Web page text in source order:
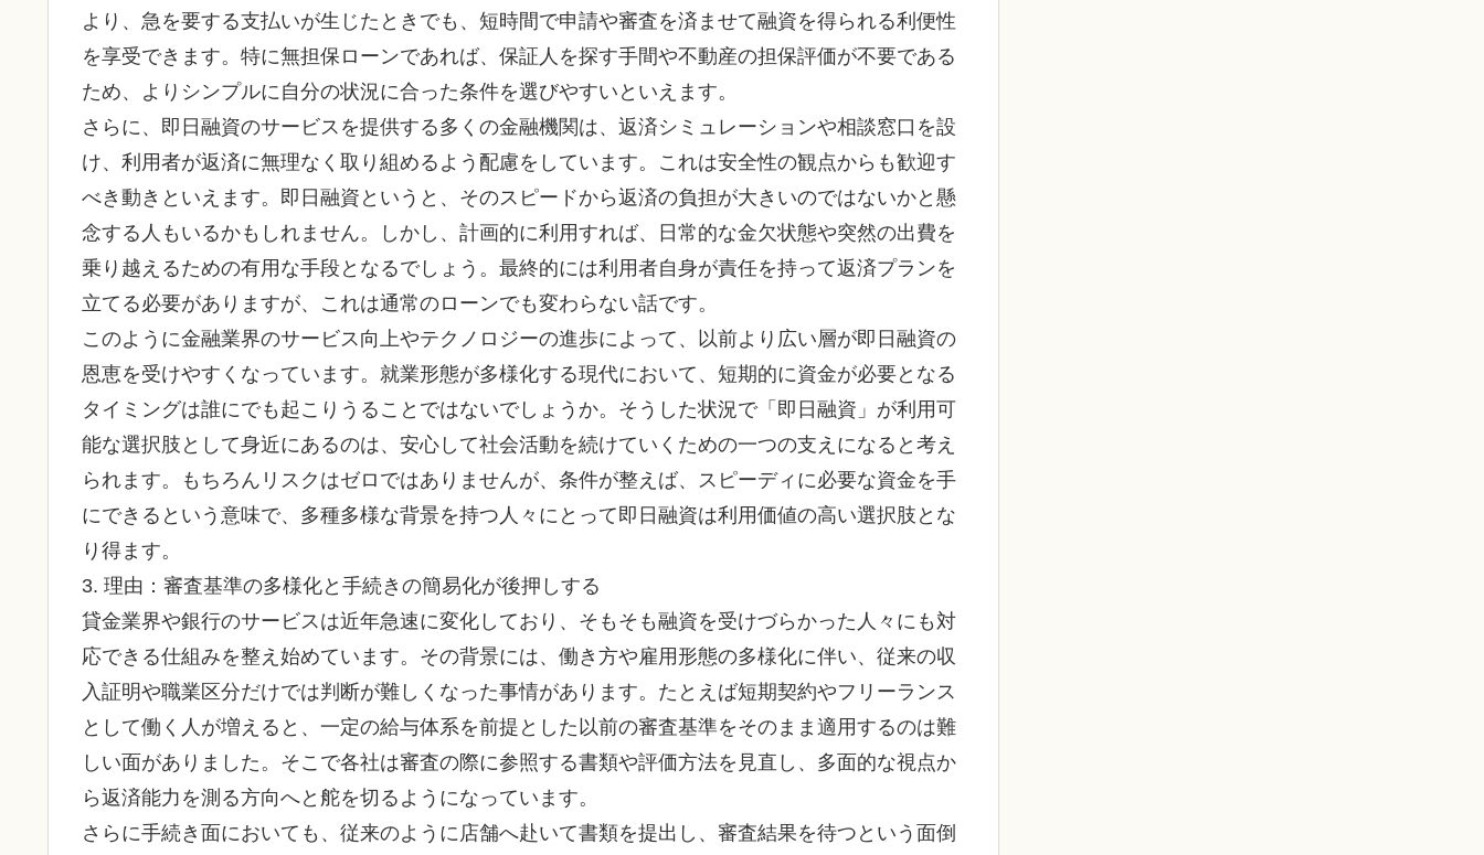
より、急を要する支払いが生じたときでも、短時間で申請や審査を済ませて融資を得られる利便性
を享受できます。特に無担保ローンであれば、保証人を探す手間や不動産の担保評価が不要である
ため、よりシンプルに自分の状況に合った条件を選びやすいといえます。
さらに、即日融資のサービスを提供する多くの金融機関は、返済シミュレーションや相談窓口を設
け、利用者が返済に無理なく取り組めるよう配慮をしています。これは安全性の観点からも歓迎す
べき動きといえます。即日融資というと、そのスピードから返済の負担が大きいのではないかと懸
念する人もいるかもしれません。しかし、計画的に利用すれば、日常的な金欠状態や突然の出費を
乗り越えるための有用な手段となるでしょう。最終的には利用者自身が責任を持って返済プランを
立てる必要がありますが、これは通常のローンでも変わらない話です。
このように金融業界のサービス向上やテクノロジーの進歩によって、以前より広い層が即日融資の
恩恵を受けやすくなっています。就業形態が多様化する現代において、短期的に資金が必要となる
タイミングは誰にでも起こりうることではないでしょうか。そうした状況で「即日融資」が利用可
能な選択肢として身近にあるのは、安心して社会活動を続けていくための一つの支えになると考え
られます。もちろんリスクはゼロではありませんが、条件が整えば、スピーディに必要な資金を手
にできるという意味で、多種多様な背景を持つ人々にとって即日融資は利用価値の高い選択肢とな
り得ます。
3. 理由：審査基準の多様化と手続きの簡易化が後押しする
貸金業界や銀行のサービスは近年急速に変化しており、そもそも融資を受けづらかった人々にも対
応できる仕組みを整え始めています。その背景には、働き方や雇用形態の多様化に伴い、従来の収
入証明や職業区分だけでは判断が難しくなった事情があります。たとえば短期契約やフリーランス
として働く人が増えると、一定の給与体系を前提とした以前の審査基準をそのまま適用するのは難
しい面がありました。そこで各社は審査の際に参照する書類や評価方法を見直し、多面的な視点か
ら返済能力を測る方向へと舵を切るようになっています。
さらに手続き面においても、従来のように店舗へ赴いて書類を提出し、審査結果を待つという面倒